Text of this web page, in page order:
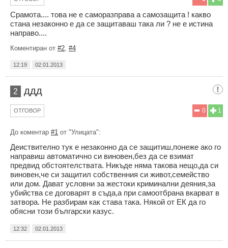
Срамота.... това не е саморазправа а самозащита ! какво
стана незаконно е да се защитаваш така ли ? не е истина
направо....
Коментиран от #2 #4
12:19 02.01.2013
2 ддд
1
0
ОТГОВОР
До коментар #1 от "Улицата":
Деиствително тук е незаконно да се защитиш,понеже ако го
направиш автоматично си виновен,без да се взимат
предвид обстоятелствата. Никъде няма такова нещо,да си
виновен,че си защитил собственния си живот,семейство
или дом. Дават условни за жестоки криминални деяния,за
убийства се договарят в съда,а при самоотбрана вкарват в
затвора. Не разбирам как става така. Някой от ЕК да го
обясни този български казус.
12:32 02.01.2013